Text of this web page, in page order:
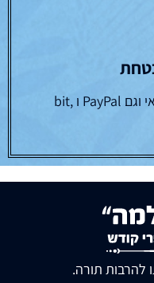
עובדים עם כל כרטיסי האשראי וגם PayPal ו bit,
להרבות תורה.